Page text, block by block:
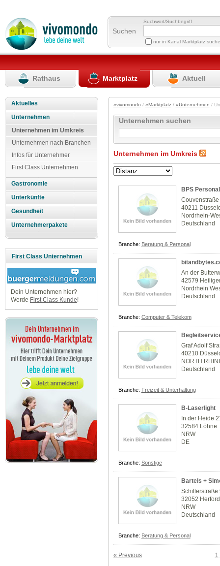
Suchen
Suchwort/Suchbegriff
nur in Kanal Marktplatz
Rathaus Marktplatz Aktuell
Aktuelles
Unternehmen
Unternehmen im Umkreis
Unternehmen nach Branchen
Infos für Unternehmer
First Class Unternehmen
Gastronomie
Unterkünfte
Gesundheit
Unternehmerpakete
First Class Unternehmen
Dein Unternehmen hier?
Werde First Class Kunde!
»vivomondo / »Marktplatz/ »Unternehmen /
Unternehmen suchen
Unternehmen im Umkreis
BPS
40211
Nordrhein-
Deutschland
Branche: Beratung & Personal
An der
42579
Nordrhein
Deutschland
Branche: Computer & Telekom
Graf Adolf
40210
NORTH
Deutschland
Branche: Freizeit & Unterhaltung
B-Laserlight
In der Heide
32584 Löhne
NRW
DE
Branche: Sonstige
Bartels +
Schillerstraße
32052 Herford
NRW
Deutschland
Branche: Beratung & Personal
« Previous 1